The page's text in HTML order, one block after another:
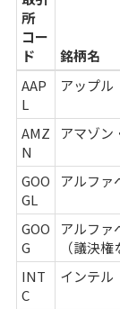
所
コー
ド
銘柄名
AAP
L
アップル
AMZ
N
アマゾン
GOO
GL
アルファ
GOO
G
アルファ
（議決権
INT
C
インテル